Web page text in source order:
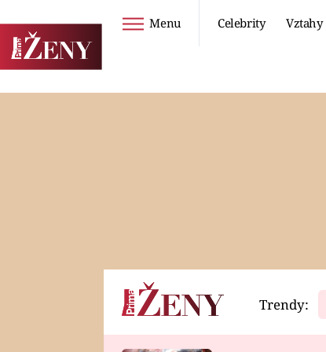
Menu Celebrity Vztahy
Horoskopy Video
Trendy: